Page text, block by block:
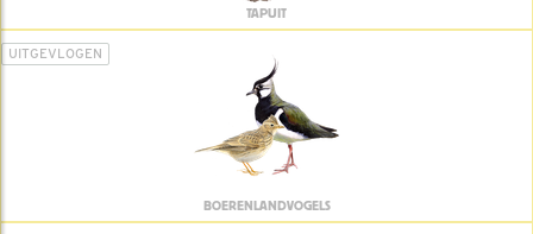
TAPUIT
UITGEVLOGEN
BOERENLANDVOGELS